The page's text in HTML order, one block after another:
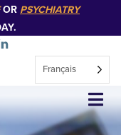
OR PSYCHIATRY
Français